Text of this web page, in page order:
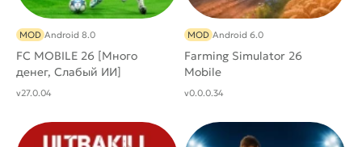
FC MOBILE 26 [Много
денег, Слабый ИИ]
MOD Android 8.0
v27.0.04
Farming Simulator 26
Mobile
MOD Android 6.0
v0.0.0.34